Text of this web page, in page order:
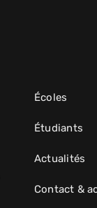
Écoles
Étudiants
Actualités
Contact &